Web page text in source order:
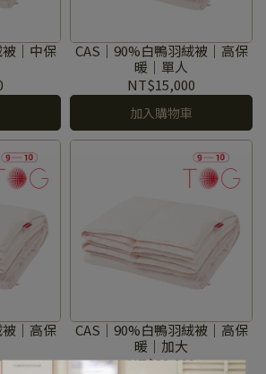
｜中保
CAS｜90%白鴨羽絨被｜高保
暖｜單人
NT$15,000
加入購物車
｜高保
CAS｜90%白鴨羽絨被｜高保
暖｜加大
NT$22,000